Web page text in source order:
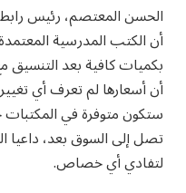
الحسن المعتصم، رئيس
أن الكتب المدرسية
بكميات كافية بعد التنسيق
أن أسعارها لم تعرف أي
ستكون متوفرة في المكتبات
تصل إلى السوق بعد، داعيا
لتفادي أي خصاص.